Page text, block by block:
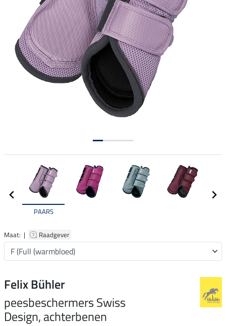
PAARS
Maat: | Raadgever
Felix Bühler
peesbeschermers Swiss
Design, achterbenen